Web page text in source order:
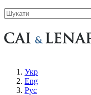
Укр
Eng
Рус